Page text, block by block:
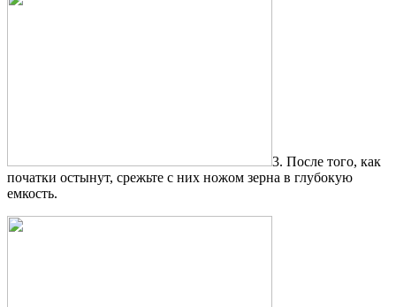
3. После того, как
початки остынут, срежьте с них ножом зерна в глубокую
емкость.